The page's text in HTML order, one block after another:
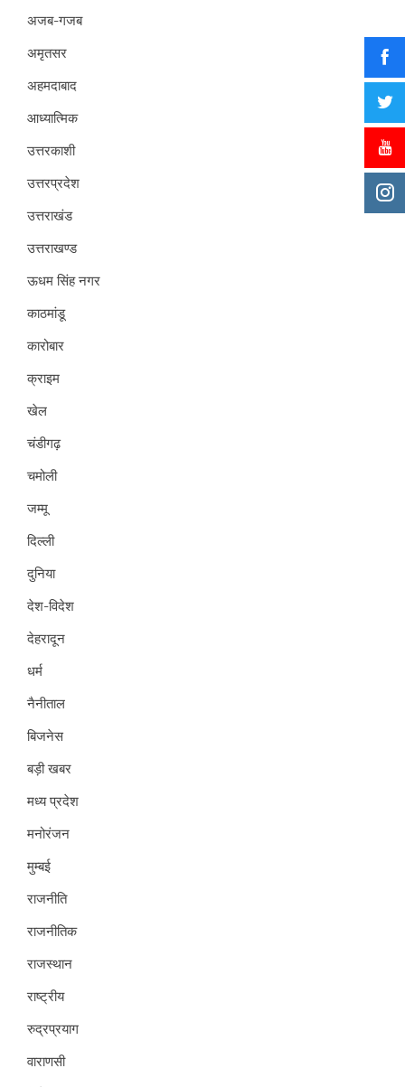
अजब-गजब
अमृतसर
अहमदाबाद
आध्यात्मिक
उत्तरकाशी
उत्तरप्रदेश
उत्तराखंड
उत्तराखण्ड
ऊधम सिंह नगर
काठमांडू
कारोबार
क्राइम
खेल
चंडीगढ़
चमोली
जम्मू
दिल्ली
दुनिया
देश-विदेश
देहरादून
धर्म
नैनीताल
बिजनेस
बड़ी खबर
मध्य प्रदेश
मनोरंजन
मुम्बई
राजनीति
राजनीतिक
राजस्थान
राष्ट्रीय
रुद्रप्रयाग
वाराणसी